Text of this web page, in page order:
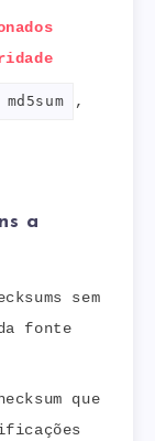
md5sum ,
a
sem
fonte
que